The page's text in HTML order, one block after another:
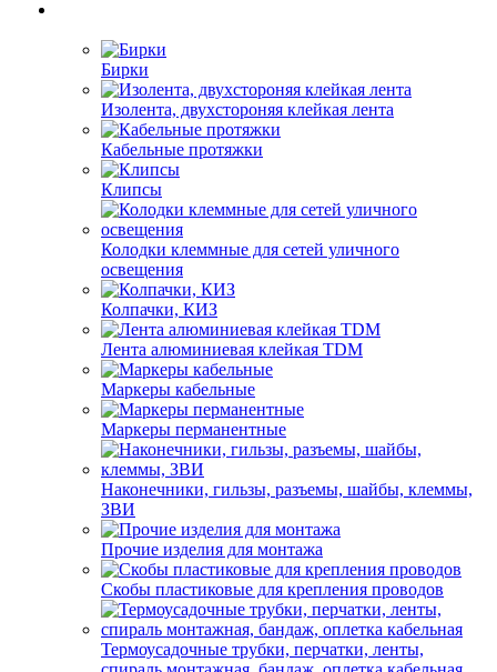
Бирки
Изолента, двухстороняя клейкая лента
Кабельные протяжки
Клипсы
Колодки клеммные для сетей уличного
освещения
Колпачки, КИЗ
Лента алюминиевая клейкая TDM
Маркеры кабельные
Маркеры перманентные
Наконечники, гильзы, разъемы, шайбы, клеммы,
ЗВИ
Прочие изделия для монтажа
Скобы пластиковые для крепления проводов
Термоусадочные трубки, перчатки, ленты,